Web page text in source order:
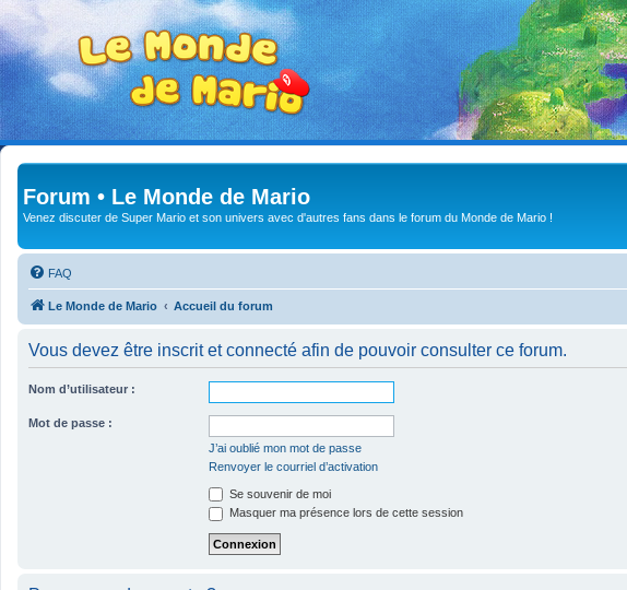
Forum • Le Monde de Mario
Venez discuter de Super Mario et son univers avec d'autres fans dans le forum du Monde de Mario !
FAQ
Le Monde de Mario Accueil du forum
Vous devez être inscrit et connecté afin de pouvoir consulter ce forum.
Nom d’utilisateur :
Mot de passe :
J’ai oublié mon mot de passe
Renvoyer le courriel d’activation
Se souvenir de moi
Masquer ma présence lors de cette session